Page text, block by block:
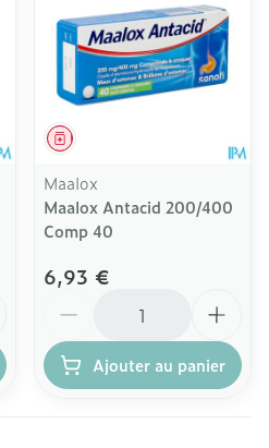
Médicament
Maalox
Maalox Antacid 200/400
Comp 40
6,93 €
Ajouter au panier